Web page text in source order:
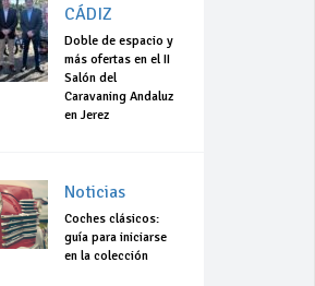
CÁDIZ
Doble de espacio y
más ofertas en el II
Salón del
Caravaning Andaluz
en Jerez
Noticias
Coches clásicos:
guía para iniciarse
en la colección